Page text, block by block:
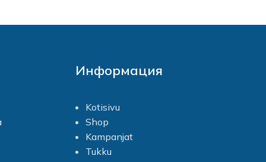
Информация
Kotisivu
Shop
Kampanjat
Tukku